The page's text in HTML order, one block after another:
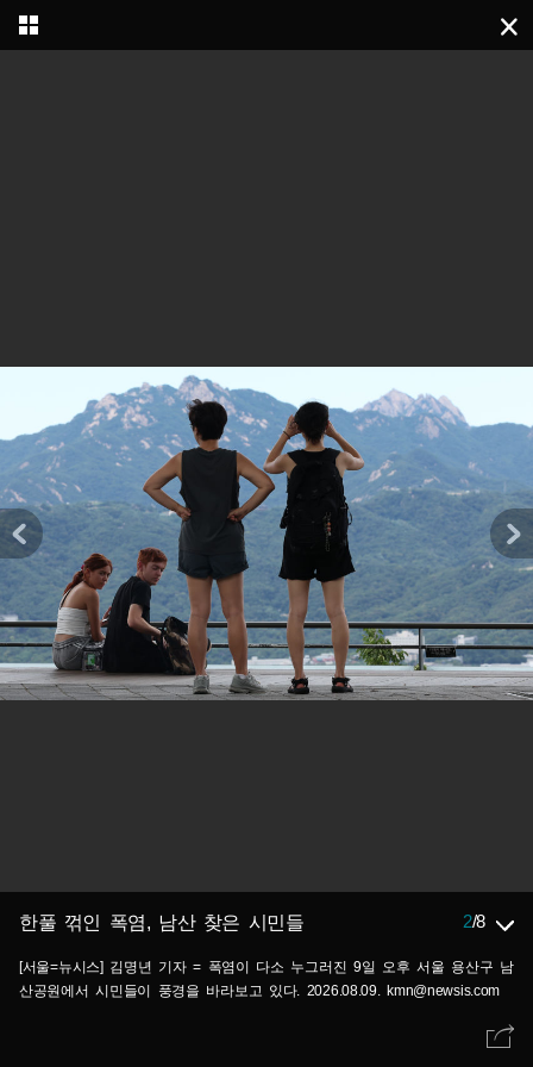
한풀 꺾인 폭염, 남산 찾은 시민들 2/8
[서울=뉴시스] 김명년 기자 = 폭염이 다소 누그러진 9일 오후 서울 용산구 남
산공원에서 시민들이 풍경을 바라보고 있다. 2026.08.09. kmn@newsis.com